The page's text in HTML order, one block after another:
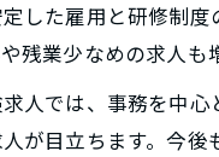
した雇用と研修制
残業少なめの求人も
人では、事務を中
が目立ちます。今